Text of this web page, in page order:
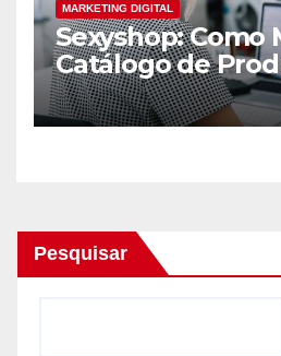
MARKETING DIGITAL
Sexyshop: Como
Catálogo de
Irresistíveis
Pesquisar